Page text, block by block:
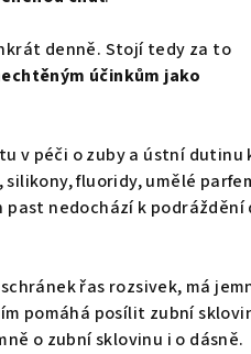
denně. Stojí tedy za to
účinkům jako
v péči o zuby a ústní dutinu
fluoridy, umělé
nedochází k podráždění
řas rozsivek, má
pomáhá posílit zubní
o zubní sklovinu i o dásně.